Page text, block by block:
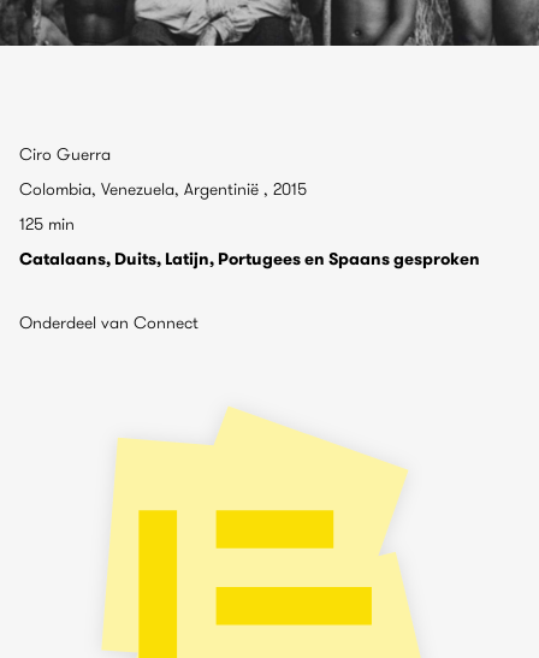
Ciro Guerra
Colombia, Venezuela, Argentinië , 2015
125 min
Catalaans, Duits, Latijn, Portugees en Spaans gesproken
Onderdeel van Connect